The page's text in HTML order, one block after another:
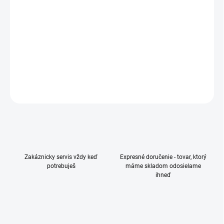
Zakáznicky servis vždy keď
potrebuješ
Expresné doručenie - tovar, ktorý
máme skladom odosielame
ihneď